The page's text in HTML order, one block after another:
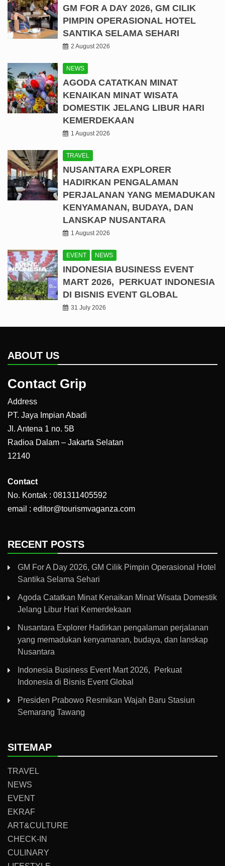
GM FOR A DAY 2026, GM CILIK
PIMPIN OPERASIONAL HOTEL
SANTIKA SELAMA SEHARI
2 August 2026
NEWS
AGODA CATATKAN MINAT
KENAIKAN MINAT WISATA
DOMESTIK JELANG LIBUR HARI
KEMERDEKAAN
1 August 2026
TRAVEL
NUSANTARA EXPLORER
HADIRKAN PENGALAMAN
PERJALANAN YANG MEMADUKAN
KENYAMANAN, BUDAYA, DAN
LANSKAP NUSANTARA
1 August 2026
EVENT NEWS
INDONESIA BUSINESS EVENT
MART 2026, PERKUAT INDONESIA
DI BISNIS EVENT GLOBAL
31 July 2026
ABOUT US
Contact Grip
Address
PT. Jaya Impian Abadi
Jl. Antena 1 no. 5B
Radioa Dalam – Jakarta Selatan
12140
Contact
No. Kontak : 081311405592
email : editor@tourismvaganza.com
RECENT POSTS
GM For A Day 2026, GM Cilik Pimpin Operasional Hotel
Santika Selama Sehari
Agoda Catatkan Minat Kenaikan Minat Wisata Domestik
Jelang Libur Hari Kemerdekaan
Nusantara Explorer Hadirkan pengalaman perjalanan
yang memadukan kenyamanan, budaya, dan lanskap
Nusantara
Indonesia Business Event Mart 2026, Perkuat
Indonesia di Bisnis Event Global
Presiden Prabowo Resmikan Wajah Baru Stasiun
Semarang Tawang
SITEMAP
TRAVEL
NEWS
EVENT
EKRAF
ART&CULTURE
CHECK-IN
CULINARY